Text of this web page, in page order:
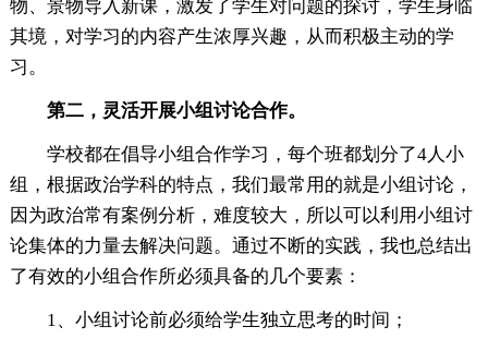
物、景物导入新课，激发了学生对问题的探讨，学生身临
其境，对学习的内容产生浓厚兴趣，从而积极主动的学
习。
第二，灵活开展小组讨论合作。
学校都在倡导小组合作学习，每个班都划分了4人小
组，根据政治学科的特点，我们最常用的就是小组讨论，
因为政治常有案例分析，难度较大，所以可以利用小组讨
论集体的力量去解决问题。通过不断的实践，我也总结出
了有效的小组合作所必须具备的几个要素：
1、小组讨论前必须给学生独立思考的时间；